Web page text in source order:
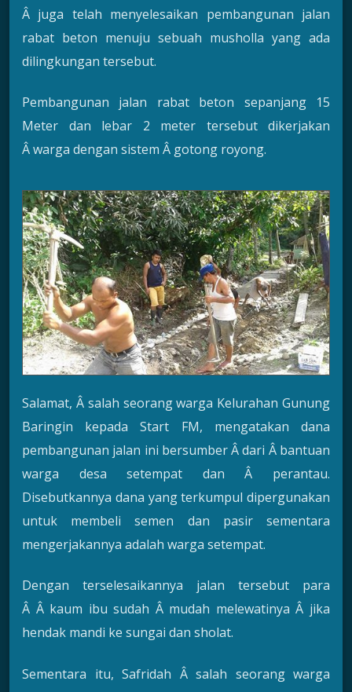
Â juga telah menyelesaikan pembangunan jalan
rabat beton menuju sebuah musholla yang ada
dilingkungan tersebut.
Pembangunan jalan rabat beton sepanjang 15
Meter dan lebar 2 meter tersebut dikerjakan
Â warga dengan sistem Â gotong royong.
Salamat, Â salah seorang warga Kelurahan Gunung
Baringin kepada Start FM, mengatakan dana
pembangunan jalan ini bersumber Â dari Â bantuan
warga desa setempat dan Â perantau.
Disebutkannya dana yang terkumpul dipergunakan
untuk membeli semen dan pasir sementara
mengerjakannya adalah warga setempat.
Dengan terselesaikannya jalan tersebut para
Â Â kaum ibu sudah Â mudah melewatinya Â jika
hendak mandi ke sungai dan sholat.
Sementara itu, Safridah Â salah seorang warga